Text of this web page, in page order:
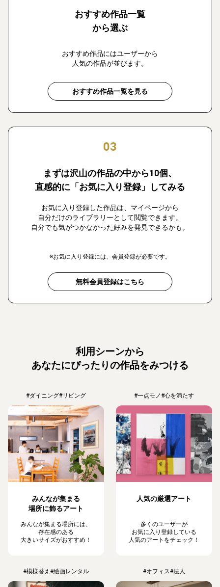
おすすめ作品一覧
から選ぶ
おすすめ作品にはユーザーから
人気の作品が並びます。
おすすめ作品一覧を見る
03
まずは沢山の作品の中から10個、
直感的に「お気に入り登録」してみる
お気に入り登録した作品は、マイページから
自分だけのライブラリーとして閲覧できます。
自分でも気がつかなかった好みを発見できるかも。
※お気に入り登録には、会員登録が必要です。
無料会員登録はこちら
利用シーンから
あなたにぴったりの作品をみつける
#ダイニング#リビング
みんなが集まる
場所に飾るアート
みんなが集まる場所には、
存在感のある
大きいサイズがおすすめ！
#一点モノ#心を満たす
人気の厳選アート
多くのユーザーが
お気に入り登録している
人気のアートをチェック！
#模様替え #絵画レンタル #オフィス#法人